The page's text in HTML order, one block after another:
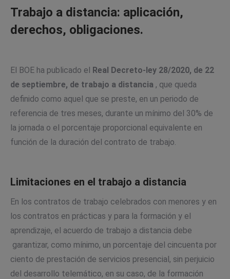
Trabajo a distancia: aplicación,
derechos, obligaciones.
El BOE ha publicado el Real Decreto-ley 28/2020, de 22
de septiembre, de trabajo a distancia , que queda
definido como aquel que se preste, en un periodo de
referencia de tres meses, durante un mínimo del 30% de
la jornada o el porcentaje proporcional equivalente en
función de la duración del contrato de trabajo.
Limitaciones en el trabajo a distancia
En los contratos de trabajo celebrados con menores y en
los contratos en prácticas y para la formación y el
aprendizaje, el acuerdo de trabajo a distancia debe
garantizar, como mínimo, un porcentaje del cincuenta por
ciento de prestación de servicios presencial, sin perjuicio
del desarrollo telemático, en su caso, de la formación